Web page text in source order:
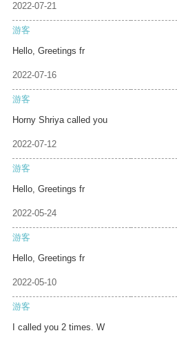
2022-07-21
游客
Hello, Greetings fr
2022-07-16
游客
Horny Shriya called you
2022-07-12
游客
Hello, Greetings fr
2022-05-24
游客
Hello, Greetings fr
2022-05-10
游客
I called you 2 times. W